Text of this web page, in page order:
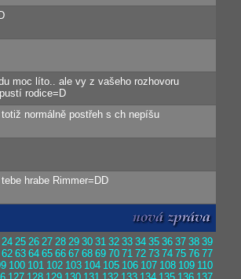
moc líto.. ale vy z vašeho rozhovoru
rodice=D
normálně postřeh s ch nepíšu
hrabe Rimmer=DD
24 25 26 27 28 29 30 31 32 33 34 35 36 37 38 39
62 63 64 65 66 67 68 69 70 71 72 73 74 75 76 77
100 101 102 103 104 105 106 107 108 109 110